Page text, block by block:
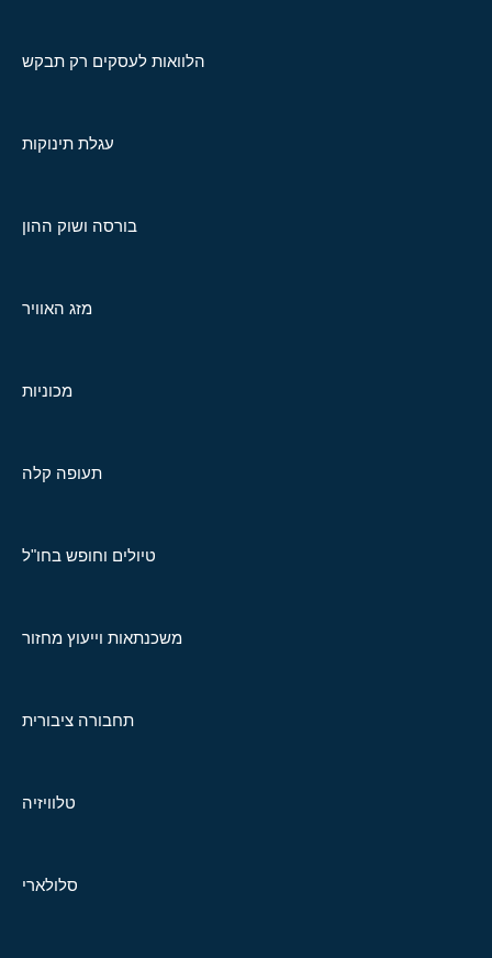
הלוואות לעסקים רק תבקש
עגלת תינוקות
בורסה ושוק ההון
מזג האוויר
מכוניות
תעופה קלה
טיולים וחופש בחו"ל
משכנתאות וייעוץ מחזור
תחבורה ציבורית
טלוויזיה
סלולארי